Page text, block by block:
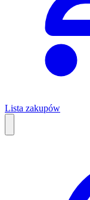
Lista zakupów